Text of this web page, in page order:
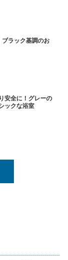
ラック基調のお
安全に！グレーの
ックな浴室